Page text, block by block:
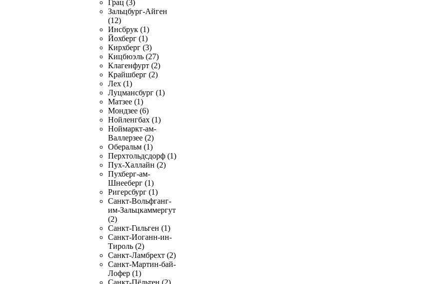
Грац (3)
Зальцбург-Айген
(12)
Инсбрук (1)
Йохберг (1)
Кирхберг (3)
Кицбюэль (27)
Клагенфурт (2)
Крайшберг (2)
Лех (1)
Луцмансбург (1)
Матзее (1)
Мондзее (6)
Нойленгбах (1)
Ноймаркт-ам-
Валлерзее (2)
Оберальм (1)
Перхтольдсдорф (1)
Пух-Халлайн (2)
Пухберг-ам-
Шнееберг (1)
Ригерсбург (1)
Санкт-Вольфганг-
им-Зальцкаммергут
(2)
Санкт-Гильген (1)
Санкт-Иоганн-ин-
Тироль (2)
Санкт-Ламбрехт (2)
Санкт-Мартин-бай-
Лофер (1)
Санкт-Пёльтен (2)